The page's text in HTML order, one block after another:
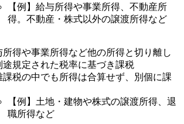
【例】給与所得や事業所得、不動産所
得。不動産・株式以外の譲渡所得など
所得や事業所得など他の所得と切り離し
途規定された税率に基づき課税
課税の中でも所得は合算せず、別個に課
【例】土地・建物や株式の譲渡所得、退
職所得など